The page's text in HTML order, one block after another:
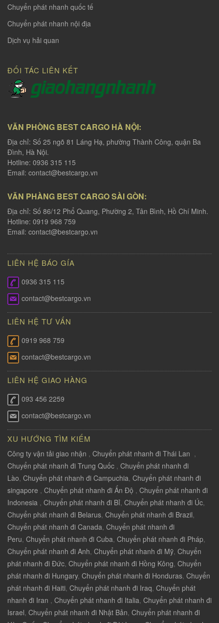
Chuyển phát nhanh quốc tế
Chuyển phát nhanh nội địa
Dịch vụ hải quan
ĐỐI TÁC LIÊN KẾT
VĂN PHÒNG BEST CARGO HÀ NỘI:
Địa chỉ: Số 25 ngõ 81 Láng Hạ, phường Thành Công, quận Ba
Đình, Hà Nội.
Hotline: 0936 315 115
Email: contact@bestcargo.vn
VĂN PHÀNG BEST CARGO SÀI GÒN:
Địa chỉ: Số 86/12 Phổ Quang, Phường 2, Tân Bình, Hồ Chí Minh.
Hotline: 0919 968 759
Email: contact@bestcargo.vn
LIÊN HỆ BÁO GÍA
0936 315 115
contact@bestcargo.vn
LIÊN HỆ TƯ VẤN
0919 968 759
contact@bestcargo.vn
LIÊN HỆ GIAO HÀNG
093 456 2259
contact@bestcargo.vn
XU HƯỚNG TÌM KIẾM
Công ty vận tải giao nhận , Chuyển phát nhanh đi Thái Lan ,
Chuyển phát nhanh đi Trung Quốc , Chuyển phát nhanh đi
Lào, Chuyển phát nhanh đi Campuchia, Chuyển phát nhanh đi
singapore , Chuyển phát nhanh đi Ấn Độ , Chuyển phát nhanh đi
Indonesia , Chuyển phát nhanh đi Bỉ, Chuyển phát nhanh đi Úc,
Chuyển phát nhanh đi Belarus, Chuyển phát nhanh đi Brazil,
Chuyển phát nhanh đi Canada, Chuyển phát nhanh đi
Peru, Chuyển phát nhanh đi Cuba, Chuyển phát nhanh đi Pháp,
Chuyển phát nhanh đi Anh, Chuyển phát nhanh đi Mỹ, Chuyển
phát nhanh đi Đức, Chuyển phát nhanh đi Hồng Kông, Chuyển
phát nhanh đi Hungary, Chuyển phát nhanh đi Honduras, Chuyển
phát nhanh đi Haiti, Chuyển phát nhanh đi Iraq, Chuyển phát
nhanh đi Iran , Chuyển phát nhanh đi Italia, Chuyển phát nhanh đi
Israel, Chuyển phát nhanh đi Nhật Bản, Chuyển phát nhanh đi